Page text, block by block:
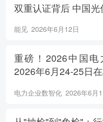
双重认证
能见 2026年6月12日
重磅！2026中国
2026年6月24-25日
电力企业数智化 2026年6月